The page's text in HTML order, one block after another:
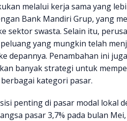
melalui kerja sama yang
Bank Mandiri Grup, yang
sektor swasta. Selain itu,
yang mungkin telah
depannya. Penambahan ini
banyak strategi untuk
kategori pasar.
penting di pasar modal lokal
pasar 3,7% pada bulan